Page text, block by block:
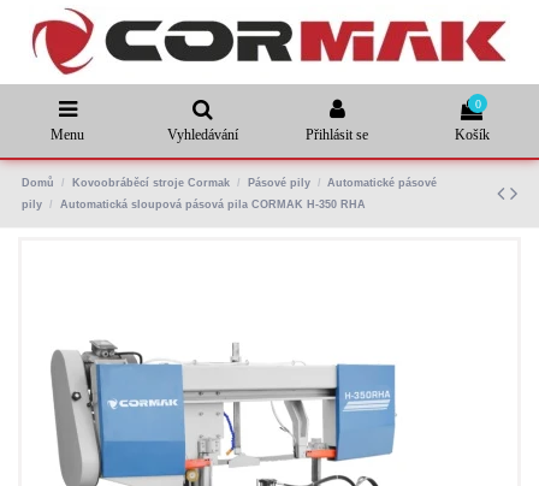
Menu Vyhledávání Přihlásit se
0
Košík
Domů Kovoobráběcí stroje Cormak Pásové pily
Automatické pásové
pily
Automatická sloupová pásová pila CORMAK H-350 RHA